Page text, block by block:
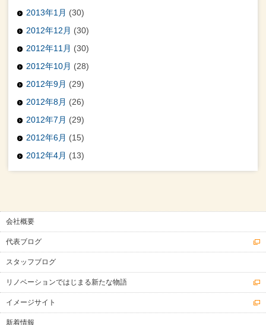
2013年1月 (30)
2012年12月 (30)
2012年11月 (30)
2012年10月 (28)
2012年9月 (29)
2012年8月 (26)
2012年7月 (29)
2012年6月 (15)
2012年4月 (13)
会社概要
代表ブログ
スタッフブログ
リノベーションではじまる新たな物語
イメージサイト
新着情報